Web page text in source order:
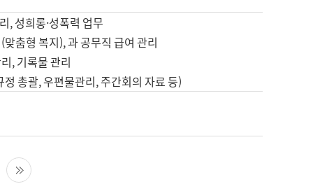
, 성희롱·성폭력 업무
춤형 복지), 과 공무직 급여 관리
, 기록물 관리
정 총괄, 우편물관리, 주간회의 자료 등)
음 페이지마지막 페이지